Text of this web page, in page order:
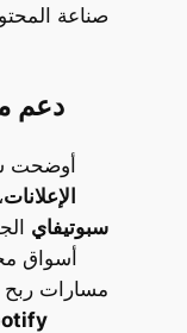
صناعة
دعم
أوضحت
الإعلانات
سبوتيفاي
أسواق
مسارات ربح